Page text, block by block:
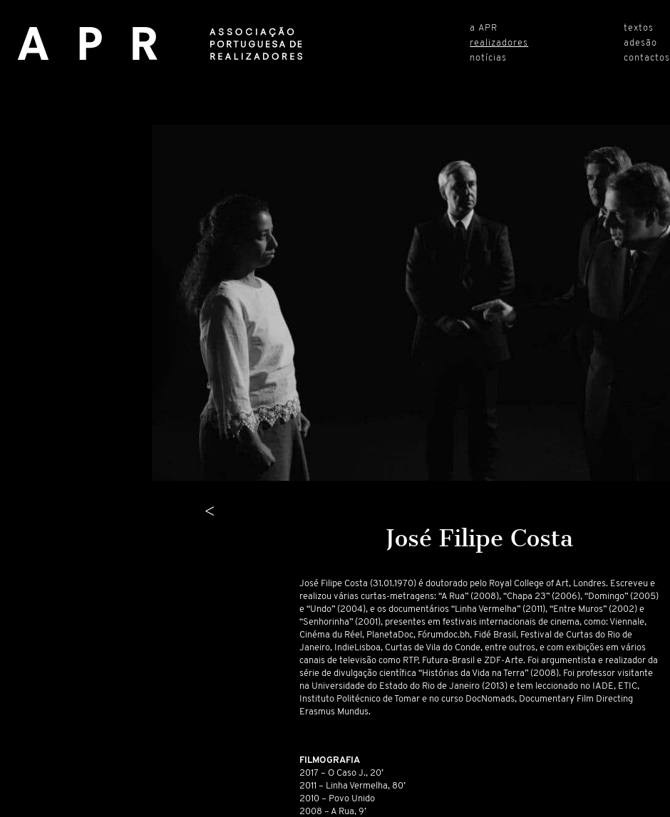
a APR
realizadores
notícias
textos
adesão
contactos
<
José Filipe Costa
José Filipe Costa (31.01.1970) é doutorado pelo Royal College of Art, Londres. Escreveu e
realizou várias curtas-metragens: “A Rua” (2008), “Chapa 23” (2006), “Domingo” (2005)
e “Undo” (2004), e os documentários “Linha Vermelha” (2011), “Entre Muros” (2002) e
“Senhorinha” (2001), presentes em festivais internacionais de cinema, como: Viennale,
Cinéma du Réel, PlanetaDoc, Fórumdoc.bh, Fidé Brasil, Festival de Curtas do Rio de
Janeiro, IndieLisboa, Curtas de Vila do Conde, entre outros, e com exibições em vários
canais de televisão como RTP, Futura-Brasil e ZDF-Arte. Foi argumentista e realizador da
série de divulgação científica “Histórias da Vida na Terra” (2008). Foi professor visitante
na Universidade do Estado do Rio de Janeiro (2013) e tem leccionado no IADE, ETIC,
Instituto Politécnico de Tomar e no curso DocNomads, Documentary Film Directing
Erasmus Mundus.
FILMOGRAFIA
2017 – O Caso J., 20’
2011 – Linha Vermelha, 80’
2010 – Povo Unido
2008 – A Rua, 9’